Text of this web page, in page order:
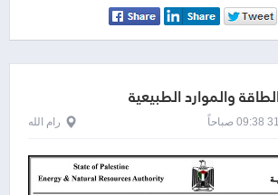
والموارد الطبيعية
رام الله